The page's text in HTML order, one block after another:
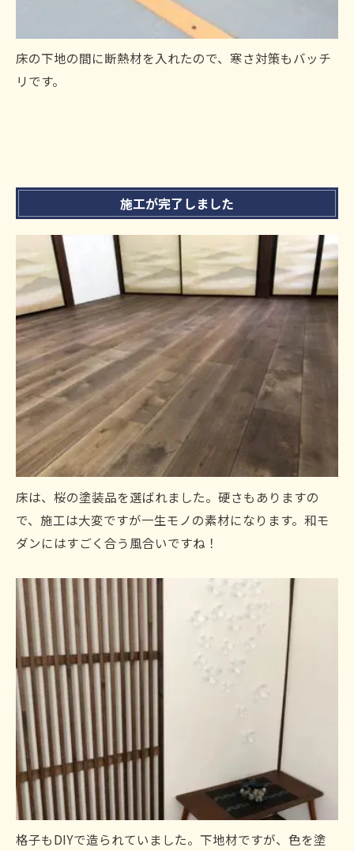
床の下地の間に断熱材を入れたので、寒さ対策もバッチ
リです。
施工が完了しました
床は、桜の塗装品を選ばれました。硬さもありますの
で、施工は大変ですが一生モノの素材になります。和モ
ダンにはすごく合う風合いですね！
格子もDIYで造られていました。下地材ですが、色を塗